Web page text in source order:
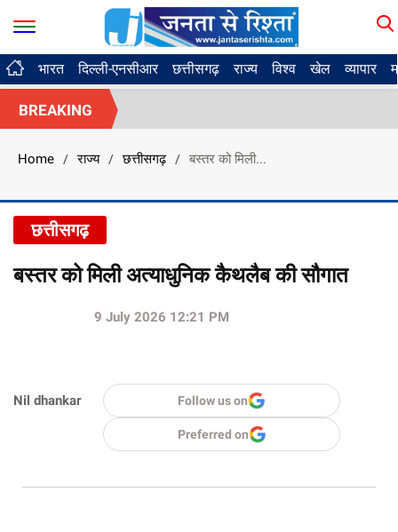
भारत दिल्ली-एनसीआर छत्तीसगढ़ राज्य विश्व खेल व्यापार
BREAKING
Home / राज्य / छत्तीसगढ़ / बस्तर को मिली...
छत्तीसगढ़
बस्तर को मिली अत्याधुनिक कैथलैब की सौगात
Nil dhankar
9 July 2026 12:21 PM
Follow us on
Preferred on